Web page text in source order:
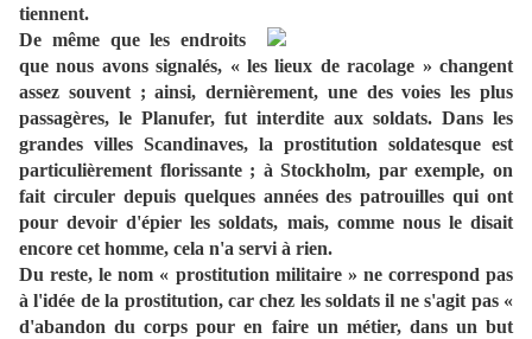
tiennent.
De même que les endroits
que nous avons signalés, « les lieux de racolage » changent
assez souvent ; ainsi, dernièrement, une des voies les plus
passagères, le Planufer, fut interdite aux soldats. Dans les
grandes villes Scandinaves, la prostitution soldatesque est
particulièrement florissante ; à Stockholm, par exemple, on
fait circuler depuis quelques années des patrouilles qui ont
pour devoir d'épier les soldats, mais, comme nous le disait
encore cet homme, cela n'a servi à rien.
Du reste, le nom « prostitution militaire » ne correspond pas
à l'idée de la prostitution, car chez les soldats il ne s'agit pas «
d'abandon du corps pour en faire un métier, dans un but